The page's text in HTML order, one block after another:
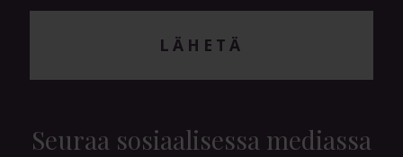
LÄHETÄ
Seuraa sosiaalisessa mediassa